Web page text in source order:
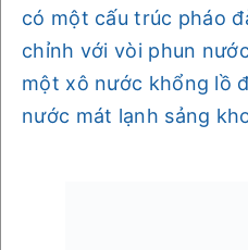
có một cấu trúc pháo
chỉnh với vòi phun
một xô nước khổng lồ
nước mát lạnh sảng